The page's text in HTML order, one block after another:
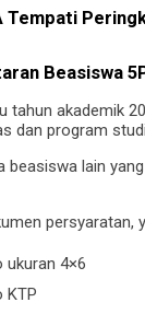
Tempati
Beasiswa
tahun akademik
dan program
beasiswa lain
persyaratan,
4×6